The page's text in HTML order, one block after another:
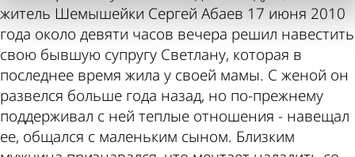
житель Шемышейки Сергей Абаев 17 июня 2010
года около девяти часов вечера решил навестить
свою бывшую супругу Светлану, которая в
последнее время жила у своей мамы. С женой он
развелся больше года назад, но по-прежнему
поддерживал с ней теплые отношения - навещал
ее, общался с маленьким сыном. Близким
пресса
курсы